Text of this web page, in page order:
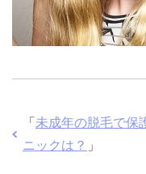
「 未成年の脱毛で保
ニックは？ 」